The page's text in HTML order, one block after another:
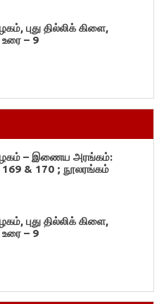
புது தில்லிக் கிளை,
– 9
கழகம் – இணைய அரங்கம்:
& 170 ; நூலரங்கம்
புது தில்லிக் கிளை,
– 9